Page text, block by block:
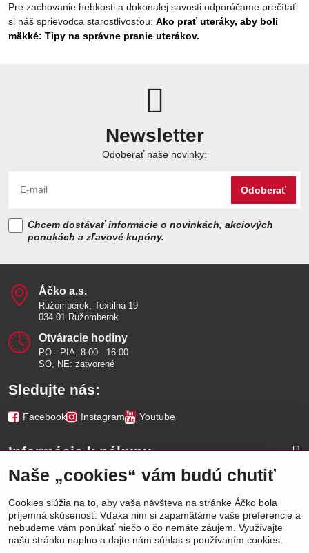
Pre zachovanie hebkosti a dokonalej savosti odporúčame prečítať
si náš sprievodca starostlivosťou: Ako prať uteráky, aby boli
mäkké: Tipy na správne pranie uterákov.
Newsletter
Odoberať naše novinky:
Odoberať
Chcem dostávať informácie o novinkách, akciových
ponukách a zľavové kupóny.
Áčko a​.s​.
Ružomberok, Textilná 19
034 01 Ružomberok
Otváracie hodiny
PO - PIA: 8:00 - 16:00
SO, NE: zatvorené
Sledujte nás:
Facebook Instagram Youtube
Informácie k nákupu
Naše značky
Výhody
Naše „cookies“ vám budú chutiť
Cookies slúžia na to, aby vaša návšteva na stránke Áčko bola
príjemná skúsenosť. Vďaka nim si zapamätáme vaše preferencie a
nebudeme vám ponúkať niečo o čo nemáte záujem. Využívajte
našu stránku naplno a dajte nám súhlas s používaním cookies.